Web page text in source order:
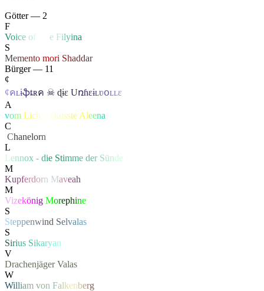
Götter — 2
F
Voice of e Filyina
S
Memento mori Shaddar
Bürger — 11
¢
¢คʟɨֆȶʀค ☠ ɖɨɛ Uռɦɛɨʟʋօʟʟɛ
A
vom Lich eküsste Aleena
C
Chanelorn
L
Lennox - die Stimme der Sünde
M
Kupferdorn Maveah
M
Vizekönig Morephine
S
Steppenwind Selvalas
S
Sirius Sikaryan
V
Drachenjäger Valas
W
William von Falkenberg